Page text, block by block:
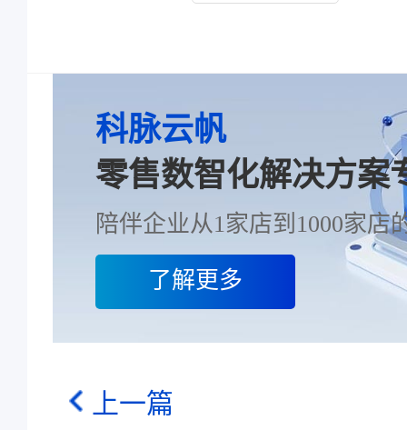
科脉云帆
零售数智化解决方案
陪伴企业从1家店到1000家店
了解更多
上一篇